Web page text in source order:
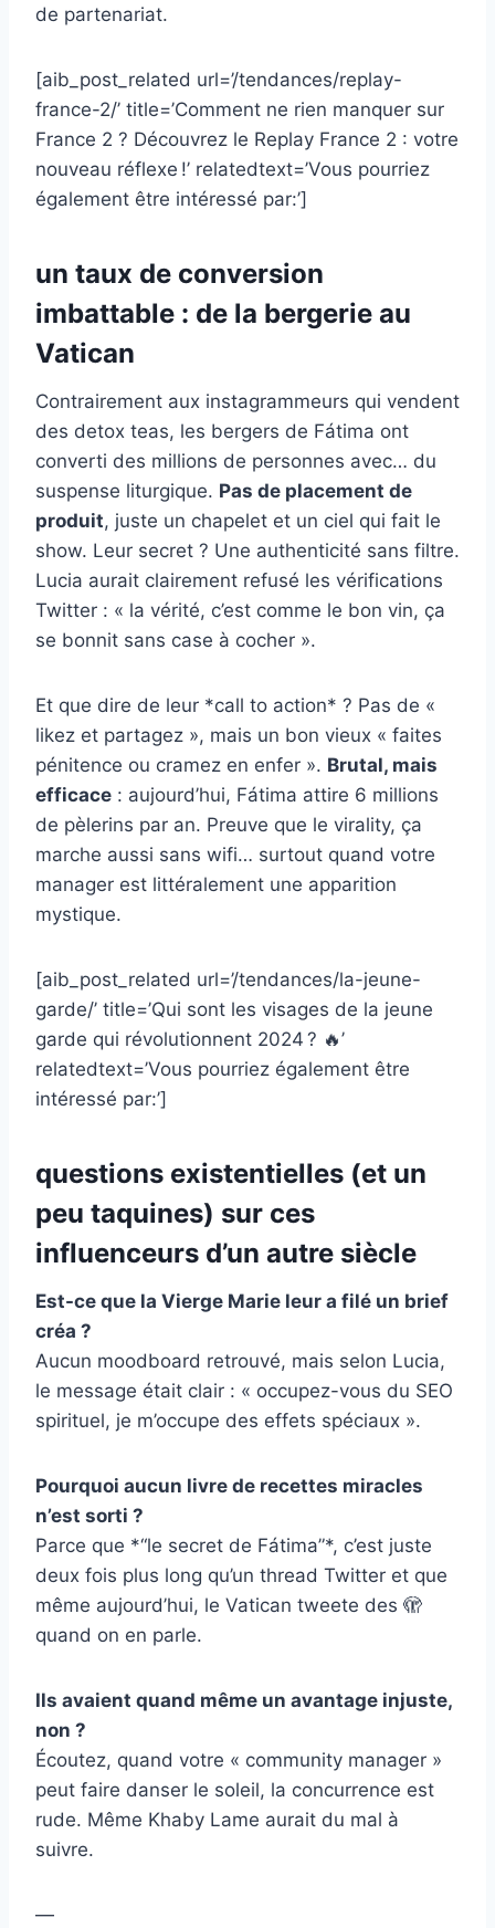
de partenariat.
[aib_post_related url=’/tendances/replay-
france-2/’ title=’Comment ne rien manquer sur
France 2 ? Découvrez le Replay France 2 : votre
nouveau réflexe !’ relatedtext=’Vous pourriez
également être intéressé par:’]
un taux de conversion
imbattable : de la bergerie au
Vatican
Contrairement aux instagrammeurs qui vendent
des detox teas, les bergers de Fátima ont
converti des millions de personnes avec… du
suspense liturgique. Pas de placement de
produit, juste un chapelet et un ciel qui fait le
show. Leur secret ? Une authenticité sans filtre.
Lucia aurait clairement refusé les vérifications
Twitter : « la vérité, c’est comme le bon vin, ça
se bonnit sans case à cocher ».
Et que dire de leur *call to action* ? Pas de «
likez et partagez », mais un bon vieux « faites
pénitence ou cramez en enfer ». Brutal, mais
efficace : aujourd’hui, Fátima attire 6 millions
de pèlerins par an. Preuve que le virality, ça
marche aussi sans wifi… surtout quand votre
manager est littéralement une apparition
mystique.
[aib_post_related url=’/tendances/la-jeune-
garde/’ title=’Qui sont les visages de la jeune
garde qui révolutionnent 2024 ? 🔥’
relatedtext=’Vous pourriez également être
intéressé par:’]
questions existentielles (et un
peu taquines) sur ces
influenceurs d’un autre siècle
Est-ce que la Vierge Marie leur a filé un brief
créa ?
Aucun moodboard retrouvé, mais selon Lucia,
le message était clair : « occupez-vous du SEO
spirituel, je m’occupe des effets spéciaux ».
Pourquoi aucun livre de recettes miracles
n’est sorti ?
Parce que *“le secret de Fátima”*, c’est juste
deux fois plus long qu’un thread Twitter et que
même aujourd’hui, le Vatican tweete des 🫣
quand on en parle.
Ils avaient quand même un avantage injuste,
non ?
Écoutez, quand votre « community manager »
peut faire danser le soleil, la concurrence est
rude. Même Khaby Lame aurait du mal à
suivre.
—